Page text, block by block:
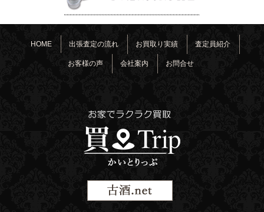
HOME 出張査定の流れ お買取り実績 査定員紹介
お客様の声 会社案内 お問合せ